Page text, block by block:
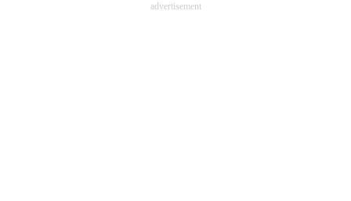
advertisement